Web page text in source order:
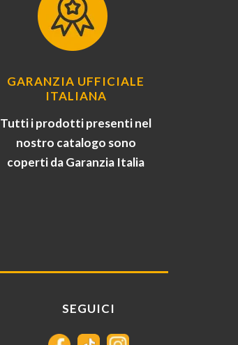
GARANZIA UFFICIALE
ITALIANA
Tutti i prodotti presenti nel
nostro catalogo sono
coperti da Garanzia Italia
SEGUICI